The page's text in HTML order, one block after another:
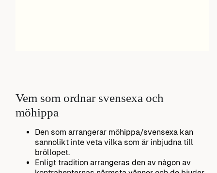
Vem som ordnar svensexa och
möhippa
Den som arrangerar möhippa/svensexa kan
sannolikt inte veta vilka som är inbjudna till
bröllopet.
Enligt tradition arrangeras den av någon av